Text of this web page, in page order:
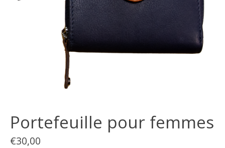
Portefeuille pour femmes
€30,00